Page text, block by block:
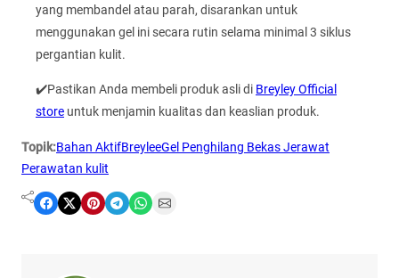
yang membandel atau parah, disarankan untuk
menggunakan gel ini secara rutin selama minimal 3 siklus
pergantian kulit.
✔️Pastikan Anda membeli produk asli di Breyley Official
store untuk menjamin kualitas dan keaslian produk.
Topik:Bahan AktifBreyleeGel Penghilang Bekas Jerawat
Perawatan kulit
Share on Facebook Share on X Share on Pinterest Share on Telegram Share on WhatsApp Share on Email